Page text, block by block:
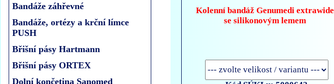
Bandáže záhřevné
Bandáže, ortézy a krční límce
PUSH
Břišní pásy Hartmann
Břišní pásy ORTEX
Dolní končetina Sanomed
Kolenní bandáž Genumedi extrawide
se silikonovým lemem